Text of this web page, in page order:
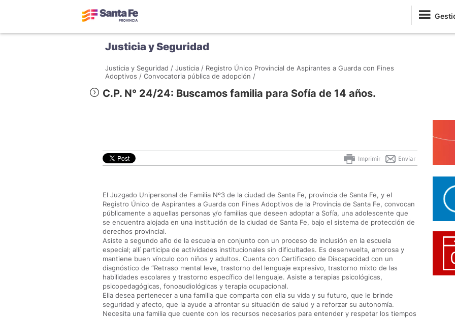
Justicia y Seguridad
Justicia y Seguridad / Justicia / Registro Único Provincial de Aspirantes a Guarda con Fines
Adoptivos / Convocatoria pública de adopción /
C.P. N° 24/24: Buscamos familia para Sofía de 14 años.
Enviar
Imprimir
El Juzgado Unipersonal de Familia Nº3 de la ciudad de Santa Fe, provincia de Santa Fe, y el
Registro Único de Aspirantes a Guarda con Fines Adoptivos de la Provincia de Santa Fe, convocan
públicamente a aquellas personas y/o familias que deseen adoptar a Sofía, una adolescente que
se encuentra alojada en una institución de la ciudad de Santa Fe, bajo el sistema de protección de
derechos provincial.
Asiste a segundo año de la escuela en conjunto con un proceso de inclusión en la escuela
especial; allí participa de actividades institucionales sin dificultades. Es desenvuelta, amorosa y
mantiene buen vínculo con niños y adultos. Cuenta con Certificado de Discapacidad con un
diagnóstico de “Retraso mental leve, trastorno del lenguaje expresivo, trastorno mixto de las
habilidades escolares y trastorno específico del lenguaje. Asiste a terapias psicológicas,
psicopedagógicas, fonoaudiológicas y terapia ocupacional.
Ella desea pertenecer a una familia que comparta con ella su vida y su futuro, que le brinde
seguridad y afecto, que la ayude a afrontar su situación de salud y a reforzar su autonomía.
Necesita una familia que cuente con los recursos necesarios para entender y respetar los tiempos